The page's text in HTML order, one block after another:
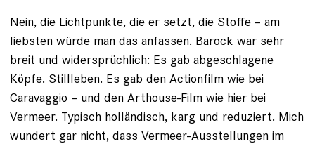
Nein, die Lichtpunkte, die er setzt, die Stoffe – am
liebsten würde man das anfassen. Barock war sehr
breit und widersprüchlich: Es gab abgeschlagene
Köpfe. Stillleben. Es gab den Actionfilm wie bei
Caravaggio – und den Arthouse-Film wie hier bei
Vermeer. Typisch holländisch, karg und reduziert. Mich
wundert gar nicht, dass Vermeer-Ausstellungen im